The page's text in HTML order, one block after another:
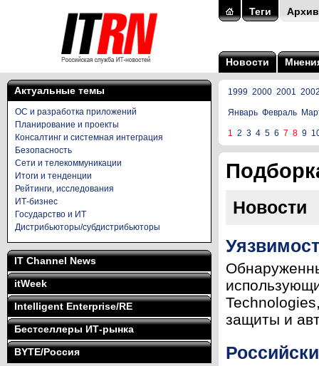
Теги Архив
Новости
Актуальные темы
ОС и разработка приложений
Планирование и проекты
Консалтинг и системная интеграция
Безопасность
Сети и телекоммуникации
Итоги и тенденции
Рейтинги, исследования
ИТ-бизнес
Государство и ИТ
Дистрибьюторы/субдистрибьюторы
IT Channel News
itWeek
Intelligent Enterprise/RE
Бестселлеры ИТ-рынка
BYTE/Россия
1999 2000 2001
Январь Февраль
1 2 3 4 5 6 7 8 9
Новости
защиты и